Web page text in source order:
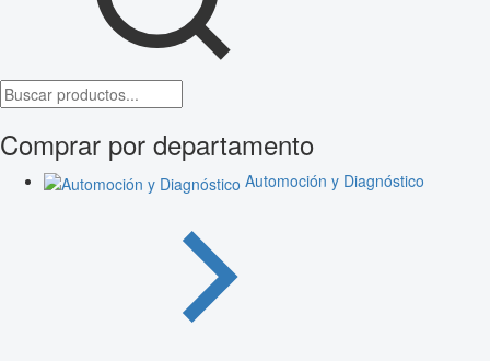
Comprar por departamento
Automoción y Diagnóstico